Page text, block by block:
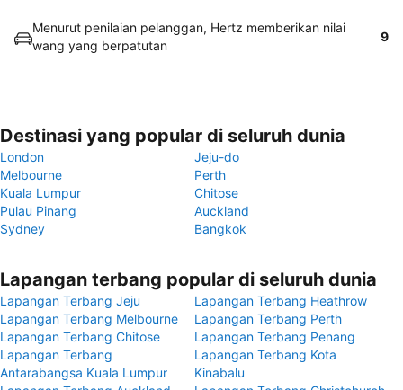
Menurut penilaian pelanggan, Hertz memberikan nilai
wang yang berpatutan
9
Destinasi yang popular di seluruh dunia
London
Jeju-do
Melbourne
Perth
Kuala Lumpur
Chitose
Pulau Pinang
Auckland
Sydney
Bangkok
Lapangan terbang popular di seluruh dunia
Lapangan Terbang Jeju
Lapangan Terbang Heathrow
Lapangan Terbang Melbourne
Lapangan Terbang Perth
Lapangan Terbang Chitose
Lapangan Terbang Penang
Lapangan Terbang
Antarabangsa Kuala Lumpur
Lapangan Terbang Kota
Kinabalu